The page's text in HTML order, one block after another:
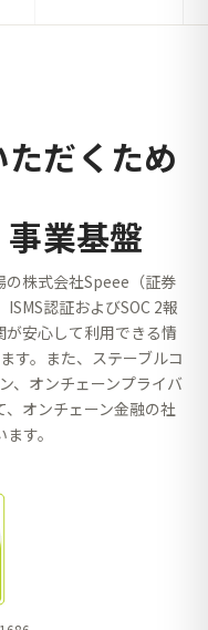
だくため
業基盤
株式会社Speee（証券
認証およびSOC 2報
安心して利用できる情
す。また、ステーブルコ
、オンチェーンプライバ
オンチェーン金融の社
す。